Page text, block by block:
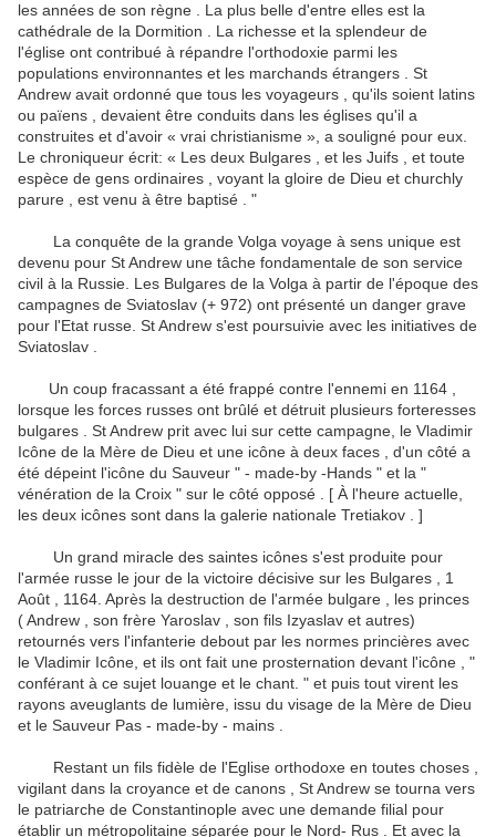
les années de son règne .
La plus belle d'entre elles est la
cathédrale de la Dormition .
La richesse et la splendeur de
l'église ont contribué à répandre l'orthodoxie parmi les
populations environnantes et les marchands étrangers .
St
Andrew avait ordonné que tous les voyageurs , qu'ils soient latins
ou païens , devaient être conduits dans les églises qu'il a
construites et d'avoir « vrai christianisme », a souligné pour eux.
Le chroniqueur écrit: « Les deux Bulgares , et les Juifs , et toute
espèce de gens ordinaires , voyant la gloire de Dieu et churchly
parure , est venu à être baptisé . "
La conquête de la grande Volga voyage à sens unique est
devenu pour St Andrew une tâche fondamentale de son service
civil à la Russie. Les Bulgares de la Volga à partir de l'époque des
campagnes de Sviatoslav (+ 972) ont présenté un danger grave
pour l'Etat russe. St Andrew s'est poursuivie avec les initiatives de
Sviatoslav .
Un coup fracassant a été frappé contre l'ennemi en 1164 ,
lorsque les forces russes ont brûlé et détruit plusieurs forteresses
bulgares .
St Andrew prit avec lui sur cette campagne, le Vladimir
Icône de la Mère de Dieu et une icône à deux faces , d'un côté a
été dépeint l'icône du Sauveur " - made-by -Hands " et la "
vénération de la Croix " sur le côté opposé .
[ À l'heure actuelle,
les deux icônes sont dans la galerie nationale Tretiakov . ]
Un grand miracle des saintes icônes s'est produite pour
l'armée russe le jour de la victoire décisive sur les Bulgares , 1
Août , 1164. Après la destruction de l'armée bulgare , les princes
( Andrew , son frère Yaroslav , son fils Izyaslav et autres)
retournés vers l'infanterie debout par les normes princières avec
le Vladimir Icône, et ils ont fait une prosternation devant l'icône , "
conférant à ce sujet louange et le chant. " et puis tout virent les
rayons aveuglants de lumière, issu du visage de la Mère de Dieu
et le Sauveur Pas - made-by - mains .
Restant un fils fidèle de l'Eglise orthodoxe en toutes choses ,
vigilant dans la croyance et de canons , St Andrew se tourna vers
le patriarche de Constantinople avec une demande filial pour
établir un métropolitaine séparée pour le Nord- Rus .
Et avec la